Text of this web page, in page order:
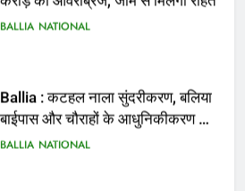
बाईपास और चौराहों के आधुनिकीकरण की
तैयारी तेज
Ballia : मरम्मत व नवीनीकरण के लिये
पीडब्ल्यूडी के दोनों खंडों को मिलेगा 26
करोड़